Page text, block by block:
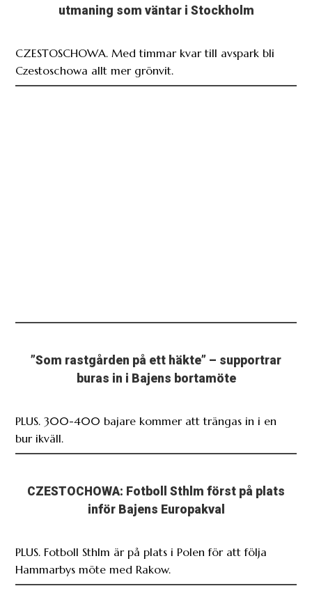
utmaning som väntar i Stockholm
CZESTOSCHOWA. Med timmar kvar till avspark bli
Czestoschowa allt mer grönvit.
”Som rastgården på ett häkte” – supportrar
buras in i Bajens bortamöte
PLUS. 300-400 bajare kommer att trängas in i en
bur ikväll.
CZESTOCHOWA: Fotboll Sthlm först på plats
inför Bajens Europakval
PLUS. Fotboll Sthlm är på plats i Polen för att följa
Hammarbys möte med Rakow.